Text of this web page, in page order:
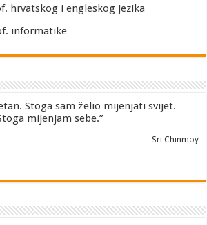
hrvatskog i engleskog jezika
informatike
Stoga sam želio mijenjati svijet.
mijenjam sebe.”
— Sri Chinmoy